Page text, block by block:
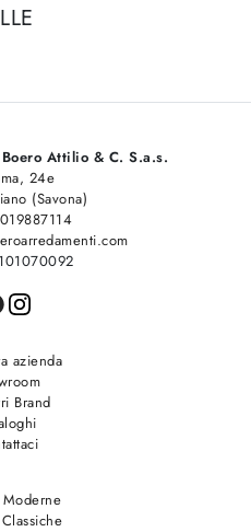
Attilio & C. S.a.s.
24e
(Savona)
azienda
Brand